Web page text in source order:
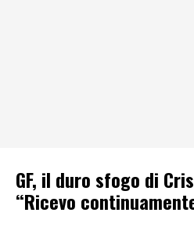
GF, il duro sfogo di
“Ricevo